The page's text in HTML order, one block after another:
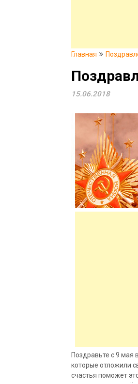
Главная
15.06.2018
Поздравьте с 9 мая
которые отложили
счастья поможет